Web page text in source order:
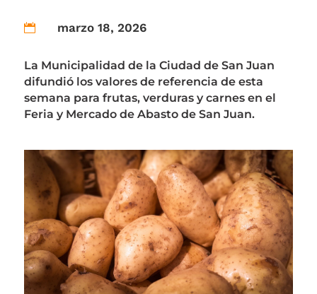
 marzo 18, 2026
La Municipalidad de la Ciudad de San Juan
difundió los valores de referencia de esta
semana para frutas, verduras y carnes en el
Feria y Mercado de Abasto de San Juan.